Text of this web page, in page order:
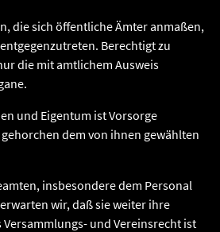
die sich öffentliche Ämter anmaßen,
Berechtigt zu
die mit amtlichem Ausweis
und Eigentum ist Vorsorge
dem von ihnen gewählten
insbesondere dem Personal
wir, daß sie weiter ihre
und Vereinsrecht ist